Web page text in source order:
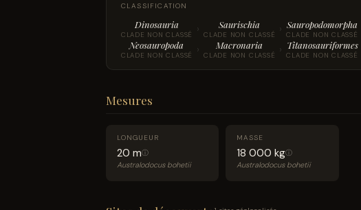
CLASSIFICATION
Dinosauria
CLADE NON CLASSÉ › Saurischia
CLADE NON CLASSÉ › Sauropodomorpha
CLADE NON CLASSÉ
Neosauropoda
CLADE NON CLASSÉ › Macronaria
CLADE NON CLASSÉ › Titanosauriformes
CLADE NON CLASSÉ
Mesures
LONGUEUR
20 mⓘ
Australodocus bohetii
MASSE
18 000 kgⓘ
Australodocus bohetii